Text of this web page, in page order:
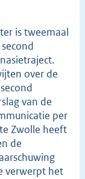
is tweemaal
over de
van de
per
Zwolle heeft
de
verwerpt het